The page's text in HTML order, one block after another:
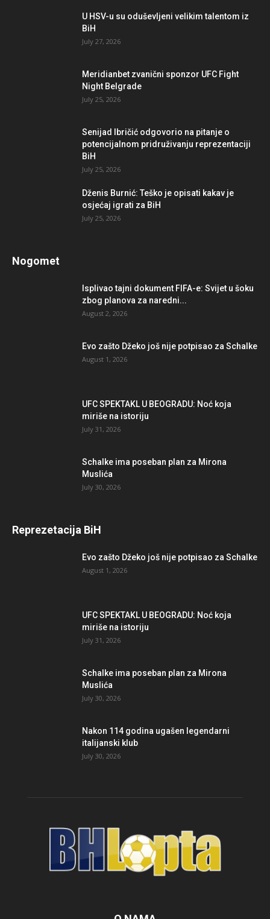
U HSV-u su oduševljeni velikim talentom iz
BiH
July 27, 2026
Meridianbet zvanični sponzor UFC Fight
Night Belgrade
July 25, 2026
Senijad Ibričić odgovorio na pitanje o
potencijalnom pridruživanju reprezentaciji
BiH
July 25, 2026
Dženis Burnić: Teško je opisati kakav je
osjećaj igrati za BiH
July 25, 2026
Nogomet
Isplivao tajni dokument FIFA-e: Svijet u šoku
zbog planova za naredni...
August 2, 2026
Evo zašto Džeko još nije potpisao za Schalke
August 1, 2026
UFC SPEKTAKL U BEOGRADU: Noć koja
miriše na istoriju
July 31, 2026
Schalke ima poseban plan za Mirona
Muslića
July 30, 2026
Reprezetacija BiH
Evo zašto Džeko još nije potpisao za Schalke
August 1, 2026
UFC SPEKTAKL U BEOGRADU: Noć koja
miriše na istoriju
July 31, 2026
Schalke ima poseban plan za Mirona
Muslića
July 30, 2026
Nakon 114 godina ugašen legendarni
italijanski klub
July 30, 2026